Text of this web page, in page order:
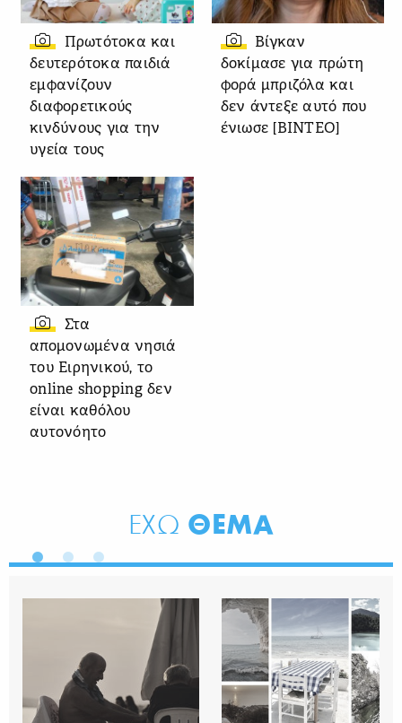
Πρωτότοκα και
δευτερότοκα παιδιά
εμφανίζουν
διαφορετικούς
κινδύνους για την
υγεία τους
Βίγκαν
δοκίμασε για πρώτη
φορά μπριζόλα και
δεν άντεξε αυτό που
ένιωσε [ΒΙΝΤΕΟ]
Στα
απομονωμένα νησιά
του Ειρηνικού, το
online shopping δεν
είναι καθόλου
αυτονόητο
ΕΧΩ ΘΕΜΑ